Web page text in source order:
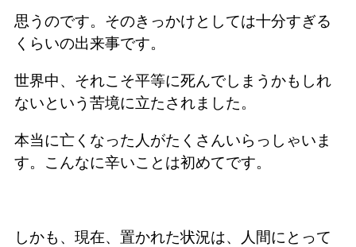
思うのです。そのきっかけとしては十分すぎる
くらいの出来事です。
世界中、それこそ平等に死んでしまうかもしれ
ないという苦境に立たされました。
本当に亡くなった人がたくさんいらっしゃいま
す。こんなに辛いことは初めてです。
しかも、現在、置かれた状況は、人間にとって